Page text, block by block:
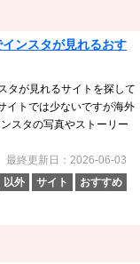
ンスタが見れるおす
タが見れるサイトを探して
イトでは少ないですが海外
スタの写真やストーリー
最終更新日：2026-06-03
以外 サイト おすすめ